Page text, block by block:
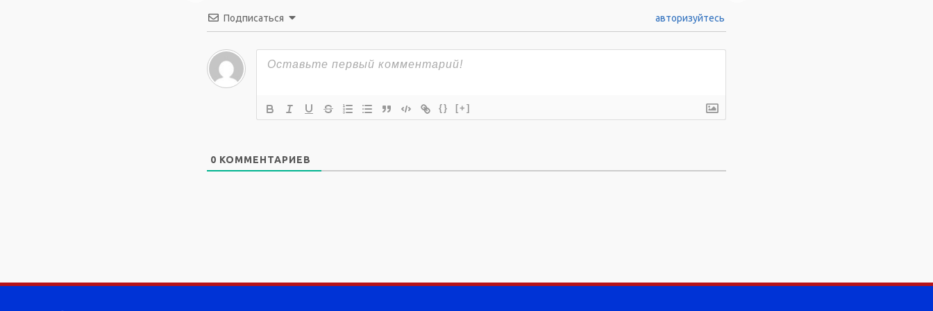
Подписаться авторизуйтесь
{} [+]
0 КОММЕНТАРИЕВ